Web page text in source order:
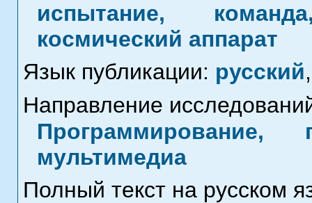
испытание,
космический аппарат
Язык публикации: русский,
Направление
Программирование,
мультимедиа
Полный текст на русском